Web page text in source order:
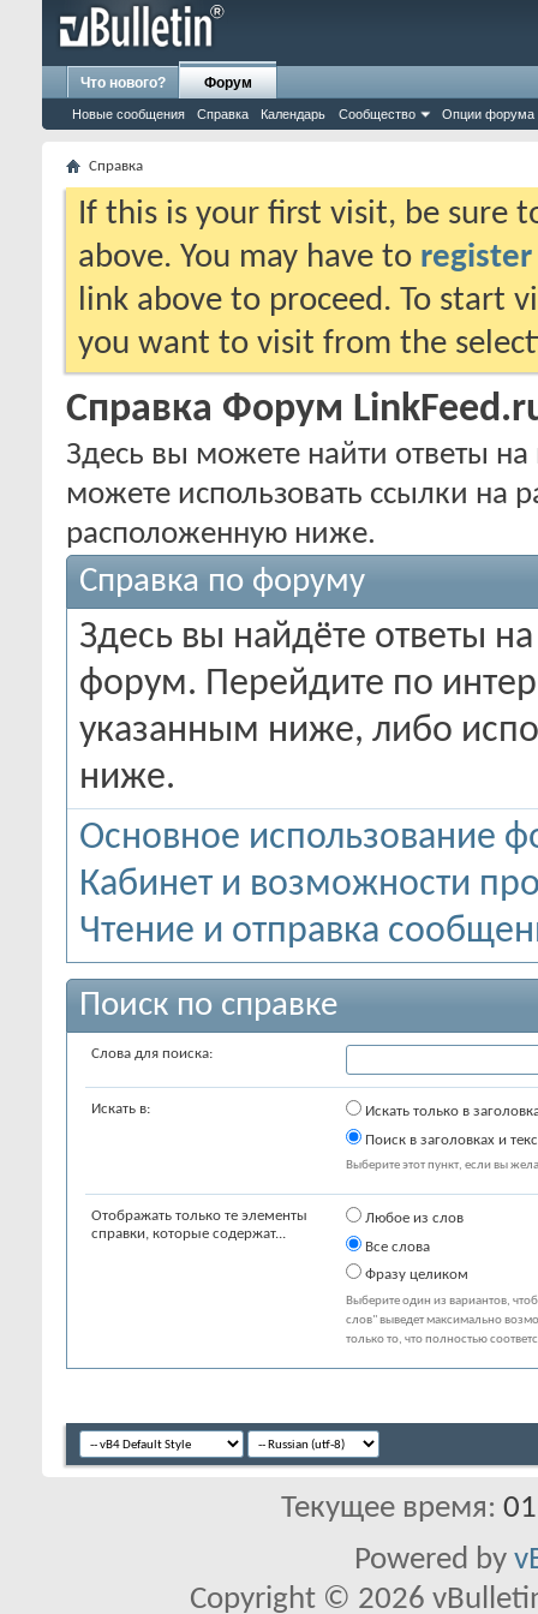
Что нового? Форум
Новые сообщения Справка Календарь Сообщество Опции форума
Справка
If this is your first visit, be sure
above. You may have to register
link above to proceed. To start
you want to visit from the
Справка Форум
Здесь вы можете найти ответы
можете использовать ссылки на
расположенную ниже.
Справка по форуму
Здесь вы найдёте ответы
форум. Перейдите по
указанным ниже, либо
ниже.
Основное использование
Кабинет и возможности
Чтение и отправка
Поиск по справке
Слова для поиска:
Искать в:
Искать только в
Поиск в заголовках и
Выберите этот пункт, если вы
Отображать только те элементы
справки, которые содержат...
Любое из слов
Все слова
Фразу целиком
Выберите один из вариантов,
слов" выведет максимально
только то, что полностью
Текущее время:
Powered by
Copyright © 2026